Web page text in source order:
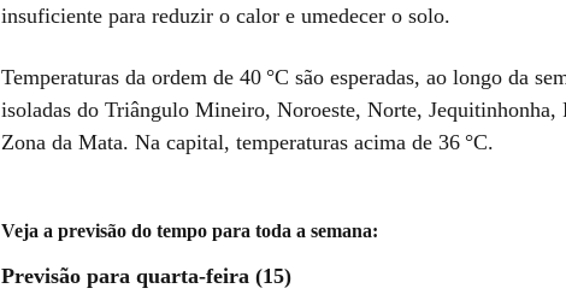
insuficiente para reduzir o calor e umedecer o solo.
Temperaturas da ordem de 40 °C são esperadas, ao longo da
isoladas do Triângulo Mineiro, Noroeste, Norte,
Zona da Mata. Na capital, temperaturas acima de 36 °C.
Veja a previsão do tempo para toda a semana:
Previsão para quarta-feira (15)